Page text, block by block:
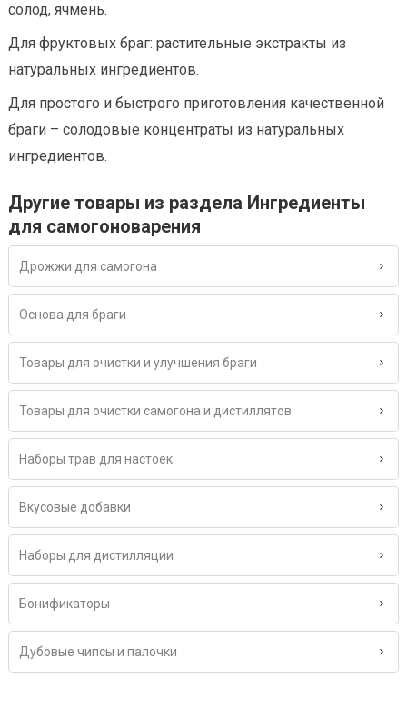
солод, ячмень.
Для фруктовых браг: растительные экстракты из
натуральных ингредиентов.
Для простого и быстрого приготовления качественной
браги – солодовые концентраты из натуральных
ингредиентов.
Другие товары из раздела Ингредиенты
для самогоноварения
Дрожжи для самогона
Основа для браги
Товары для очистки и улучшения браги
Товары для очистки самогона и дистиллятов
Наборы трав для настоек
Вкусовые добавки
Наборы для дистилляции
Бонификаторы
Дубовые чипсы и палочки